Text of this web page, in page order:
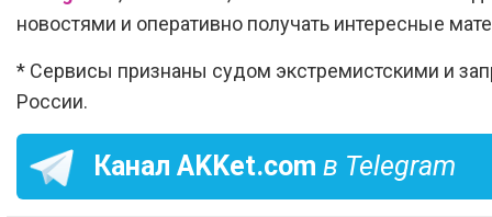
новостями и оперативно получать интересные
* Сервисы признаны судом экстремистскими и
России.
Канал AKKet.com в Telegram